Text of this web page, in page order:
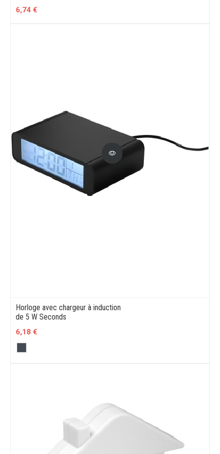
6,74 €
Horloge avec chargeur à induction
de 5 W Seconds
6,18 €